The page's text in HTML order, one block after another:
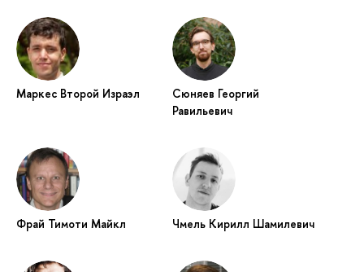
Маркес Второй Израэл
Сюняев Георгий
Равильевич
Фрай Тимоти Майкл Чмель Кирилл Шамилевич